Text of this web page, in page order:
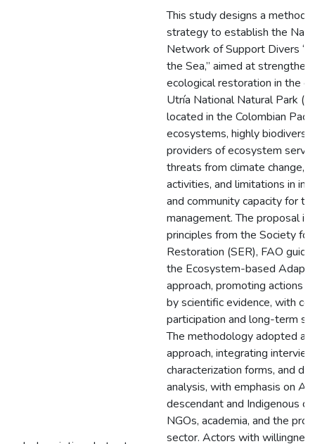
This study designs a
strategy to establish the
Network of Support Divers
the Sea,” aimed at
ecological restoration in the
Utría National Natural Park
located in the Colombian
ecosystems, highly biodiverse
providers of ecosystem
threats from climate change,
activities, and limitations in
and community capacity for
management. The proposal is
principles from the Society for
Restoration (SER), FAO
the Ecosystem-based
approach, promoting actions
by scientific evidence, with
participation and long-term
The methodology adopted a
approach, integrating
characterization forms, and
analysis, with emphasis on
descendant and Indigenous
NGOs, academia, and the
sector. Actors with